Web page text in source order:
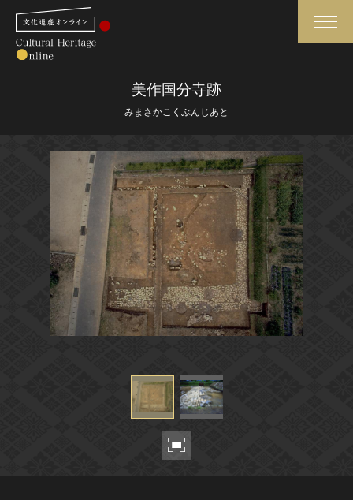
さらに詳細検索
さらに詳細検索
作品一覧
カテゴリで見る
世界遺産と無形文化遺産
全国の美術館・博物館
媒体資料・関連記事等
博物館、美術館の皆さまへ
文化庁よりご挨拶
今月のみどころ
お知らせ一覧
このサイトについて
関連サイトリンク
サイトマップ
サイトのご意見はこちら
美作国分寺跡
みまさかこくぶんじあと